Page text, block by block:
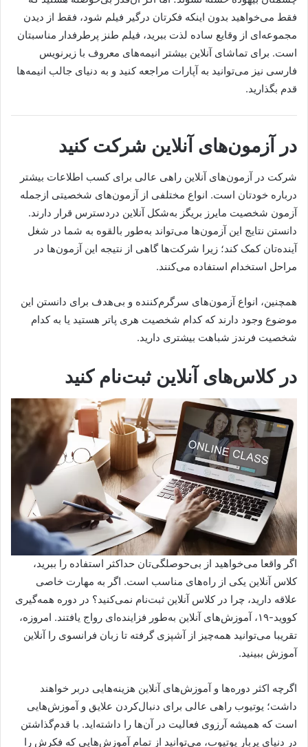
فقط می‌خواهید بدون اینکه فکرتان درگیر فیلم شود، فقط از دیدن
مجموعه‌ای از وقایع ساده لذت ببرید، فیلم طنز پرطرفدار مناسبتان
است. برای تماشای آنلاین بیشتر انیمه‌های معروف با زیرنویس
فارسی نیز می‌توانید به آپارات مراجعه کنید و به دنیای جالب انیمه‌ها
قدم بگذارید.
در آزمون‌های آنلاین شرکت کنید
شرکت در آزمون‌های آنلاین راهی عالی برای کسب اطلاعات بیشتر
درباره خودتان است. انواع مختلفی از آزمون‌های شخصیتی از‌جمله
آزمون شخصیت مایرز بریگز به‌شکل آنلاین در‌دسترس قرار دارند.
دانستن نتایج این آزمون‌ها می‌تواند به‌طور بالقوه به شما در شغل
آینده‌تان کمک کند؛ زیرا شرکت‌ها گاهی از نتیجه این آزمون‌ها در
مراحل استخدام استفاده می‌کنند.
همچنین، انواع آزمون‌های سرگرم‌کننده و بی‌هدف برای دانستن این
موضوع وجود دارند که کدام شخصیت هری‌ پاتر هستید یا به کدام
شخصیت فرندز شباهت بیشتری دارید.
در کلاس‌های آنلاین ثبت‌نام کنید
اگر واقعا می‌خواهید از بی‌حوصلگی‌تان حداکثر استفاده را ببرید،
کلاس آنلاین یکی از راه‌های مناسب است. اگر به مهارت خاصی
علاقه دارید، چرا در کلاس آنلاین ثبت‌نام نمی‌کنید؟ در دوره همه‌گیری
کووید-۱۹، آموزش‌های آنلاین به‌طور فزاینده‌ای رواج یافتند. امروزه،
تقریبا می‌توانید همه‌چیز از آشپزی گرفته تا زبان فرانسوی را آنلاین
آموزش ببینید.
اگرچه اکثر دوره‌ها و آموزش‌های آنلاین هزینه‌هایی دربر خواهند
داشت؛ یوتیوب راهی عالی برای دنبال‌کردن علایق و آموزش‌هایی
است که همیشه آرزوی فعالیت در آن‌ها را داشته‌اید. با قدم‌گذاشتن
در دنیای پربار یوتیوب، می‌توانید از تمام آموزش‌هایی که فکرش را